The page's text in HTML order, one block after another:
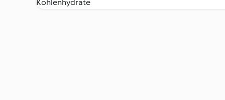
Kohlenhydrate